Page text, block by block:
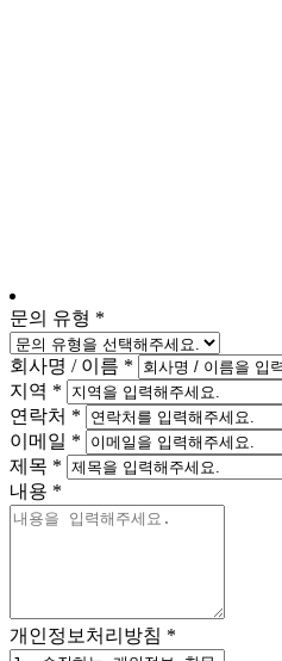
문의 유형
회사명 / 이름
지역
연락처
이메일
제목
내용
개인정보처리방침